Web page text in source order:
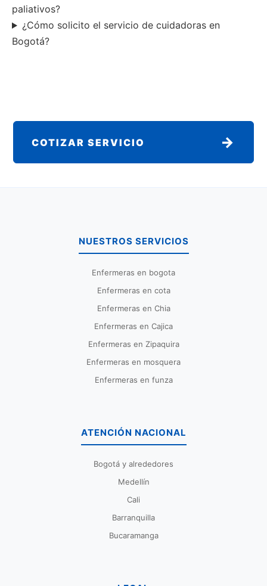
paliativos?
¿Cómo solicito el servicio de cuidadoras en
Bogotá?
COTIZAR SERVICIO →
NUESTROS SERVICIOS
Enfermeras en bogota
Enfermeras en cota
Enfermeras en Chia
Enfermeras en Cajica
Enfermeras en Zipaquira
Enfermeras en mosquera
Enfermeras en funza
ATENCIÓN NACIONAL
Bogotá y alrededores
Medellín
Cali
Barranquilla
Bucaramanga